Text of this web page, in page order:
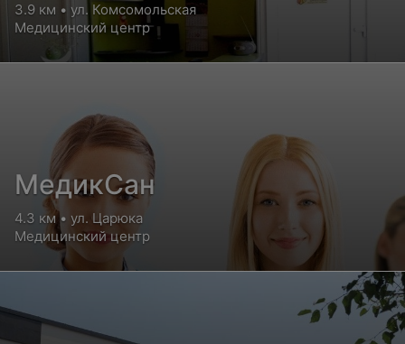
3.9 км • ул. Комсомольская
Медицинский центр
МедикСан
4.3 км • ул. Царюка
Медицинский центр